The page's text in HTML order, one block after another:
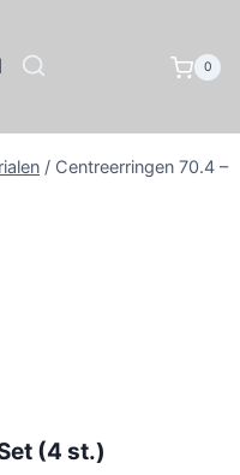
0
/ Centreerringen 70.4 –
(4 st.)